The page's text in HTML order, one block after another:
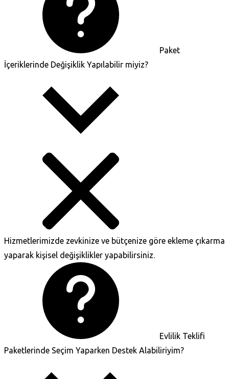
Paket
İçeriklerinde Değişiklik Yapılabilir miyiz?
Hizmetlerimizde zevkinize ve bütçenize göre ekleme çıkarma
yaparak kişisel değişiklikler yapabilirsiniz.
Evlilik Teklifi
Paketlerinde Seçim Yaparken Destek Alabiliriyim?